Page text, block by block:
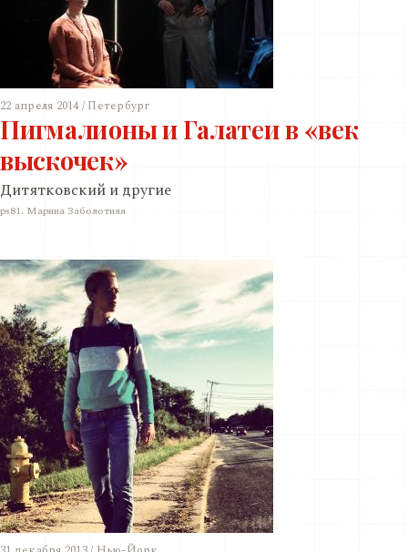
22 апреля 2014 / Петербург
Пигмалионы и Галатеи в «век
выскочек»
Дитятковский и другие
ps81. Марина Заболотняя